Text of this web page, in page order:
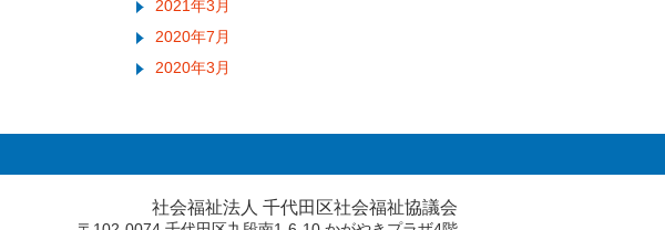
2021年3月
2020年7月
2020年3月
社会福祉法人 千代田区社会福祉協議会